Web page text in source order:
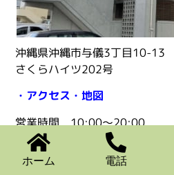
沖縄県沖縄市与儀3丁目10-13
さくらハイツ202号
・アクセス・地図
営業時間 10:00〜20:00
駐車場：無料
※１０１か１０２にお停め下さい
ホーム 電話